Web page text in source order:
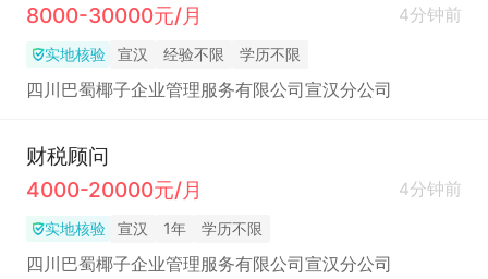
8000-30000元/月
4分钟前
实地核验 宣汉 经验不限 学历不限
四川巴蜀椰子企业管理服务有限公司宣汉分公司
财税顾问
4000-20000元/月
4分钟前
实地核验 宣汉 1年 学历不限
四川巴蜀椰子企业管理服务有限公司宣汉分公司